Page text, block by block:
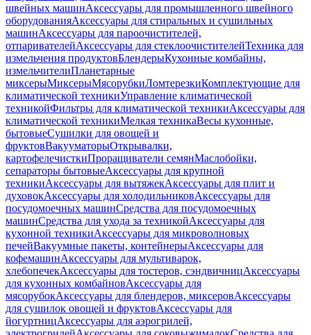
швейных машинАксессуары для промышленного швейного
оборудованияАксессуары для стиральных и сушильных
машинАксессуары для пароочистителей,
отпаривателейАксессуары для стеклоочистителейТехника для
измельчения продуктовБлендерыКухонные комбайны,
измельчителиПланетарные
миксерыМиксерыМясорубкиЛомтерезкиКомплектующие для
климатической техникиУправление климатической
техникойФильтры для климатической техникиАксессуары для
климатической техникиМелкая техникаВесы кухонные,
бытовыеСушилки для овощей и
фруктовВакууматорыОткрывалки,
картофелечисткиПроращиватели семянМаслобойки,
сепараторы бытовыеАксессуары для крупной
техникиАксессуары для вытяжекАксессуары для плит и
духовокАксессуары для холодильниковАксессуары для
посудомоечных машинСредства для посудомоечных
машинСредства для ухода за техникойАксессуары для
кухонной техникиАксессуары для микроволновых
печейВакуумные пакеты, контейнерыАксессуары для
кофемашинАксессуары для мультиварок,
хлебопечекАксессуары для тостеров, сэндвичницАксессуары
для кухонных комбайновАксессуары для
мясорубокАксессуары для блендеров, миксеровАксессуары
для сушилок овощей и фруктовАксессуары для
йогуртницАксессуары для аэрогрилей,